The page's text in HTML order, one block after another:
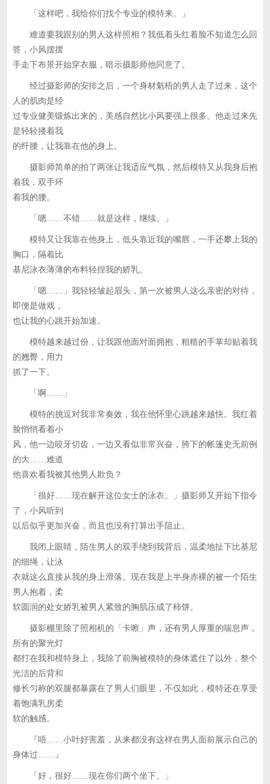
「这样吧，我给你们找个专业的模特来。」
难道要我跟别的男人这样照相？我低着头红着脸不知道怎么回
答，小风摆摆
手走下布景开始穿衣服，暗示摄影师他同意了。
经过摄影师的安排之后，一个身材魁梧的男人走了过来，这个
人的肌肉是经
过专业健美锻炼出来的，美感自然比小风要强上很多。他走过来先
是轻轻搂着我
的纤腰，让我靠在他的身上。
摄影师简单的拍了两张让我适应气氛，然后模特又从我身后抱
着我，双手环
着我的腰。
「嗯……不错……就是这样，继续。」
模特又让我靠在他身上，低头靠近我的嘴唇，一手还攀上我的
胸口，隔着比
基尼泳衣薄薄的布料轻捏我的娇乳。
「嗯……」我轻轻皱起眉头，第一次被男人这么亲密的对待，
即便是做戏，
也让我的心跳开始加速。
模特越来越过份，让我跟他面对面拥抱，粗糙的手掌却贴着我
的翘臀，用力
抓了一下。
「啊……」
模特的挑逗对我非常奏效，我在他怀里心跳越来越快。我红着
脸悄悄看着小
风，他一边咬牙切齿，一边又看似非常兴奋，胯下的帐篷史无前例
的大……难道
他喜欢看我被其他男人欺负？
「很好……现在解开这位女士的泳衣。」摄影师又开始下指令
了，小风听到
以后似乎更加兴奋，而且也没有打算出手阻止。
我闭上眼睛，陌生男人的双手绕到我背后，温柔地扯下比基尼
的细绳，让泳
衣就这么直接从我的身上滑落。现在我是上半身赤裸的被一个陌生
男人抱着，柔
软圆润的处女娇乳被男人紧致的胸肌压成了柿饼。
摄影棚里除了照相机的「卡嚓」声，还有男人厚重的喘息声，
所有的聚光灯
都打在我和模特身上，我除了前胸被模特的身体遮住了以外，整个
光洁的后背和
修长匀称的双腿都暴露在了男人们眼里，不仅如此，模特还在享受
着饱满乳房柔
软的触感。
『唔……小叶好害羞，从来都没有这样在男人面前展示自己的
身体过……』
「好，很好……现在你们两个坐下。」